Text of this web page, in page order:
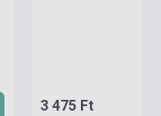
3 475 Ft